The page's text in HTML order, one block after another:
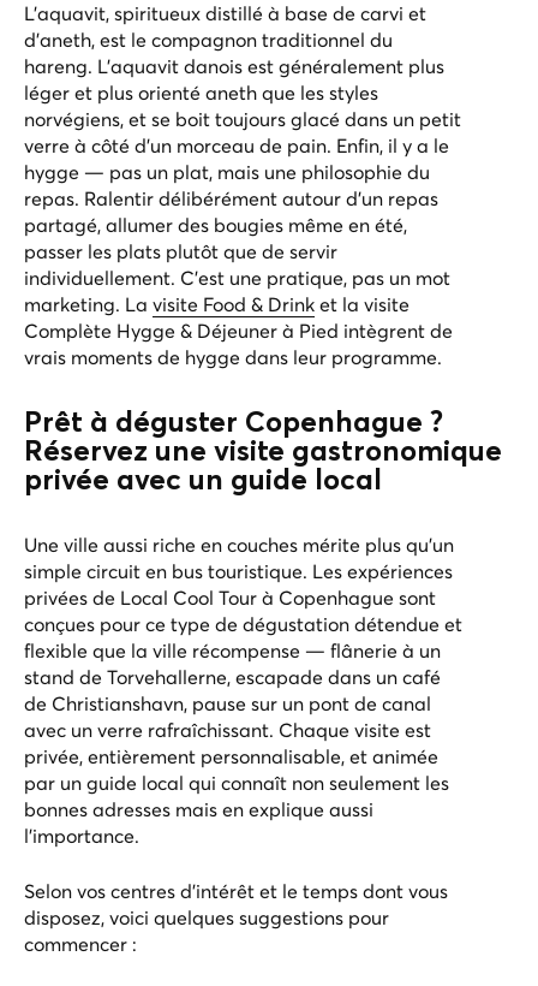
L’aquavit, spiritueux distillé à base de carvi et
d’aneth, est le compagnon traditionnel du
hareng. L’aquavit danois est généralement plus
léger et plus orienté aneth que les styles
norvégiens, et se boit toujours glacé dans un petit
verre à côté d’un morceau de pain. Enfin, il y a le
hygge — pas un plat, mais une philosophie du
repas. Ralentir délibérément autour d’un repas
partagé, allumer des bougies même en été,
passer les plats plutôt que de servir
individuellement. C’est une pratique, pas un mot
marketing. La visite Food & Drink et la visite
Complète Hygge & Déjeuner à Pied intègrent de
vrais moments de hygge dans leur programme.
Prêt à déguster Copenhague ?
Réservez une visite gastronomique
privée avec un guide local
Une ville aussi riche en couches mérite plus qu’un
simple circuit en bus touristique. Les expériences
privées de Local Cool Tour à Copenhague sont
conçues pour ce type de dégustation détendue et
flexible que la ville récompense — flânerie à un
stand de Torvehallerne, escapade dans un café
de Christianshavn, pause sur un pont de canal
avec un verre rafraîchissant. Chaque visite est
privée, entièrement personnalisable, et animée
par un guide local qui connaît non seulement les
bonnes adresses mais en explique aussi
l’importance.
Selon vos centres d’intérêt et le temps dont vous
disposez, voici quelques suggestions pour
commencer :